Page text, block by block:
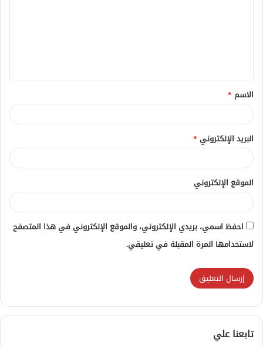
ق
*
الاسم *
البريد الإلكتروني *
الموقع الإلكتروني
احفظ اسمي، بريدي الإلكتروني، والموقع الإلكتروني في هذا المتصفح
لاستخدامها المرة المقبلة في تعليقي.
تابعنا علي